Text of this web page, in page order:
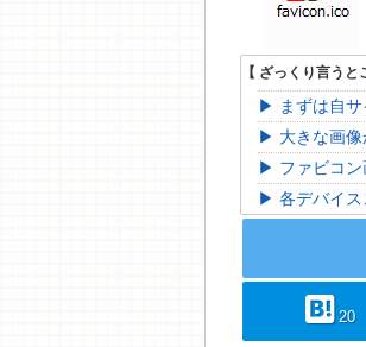
まずは自
大きな画
ファビコ
各デバイ
hatebu 20